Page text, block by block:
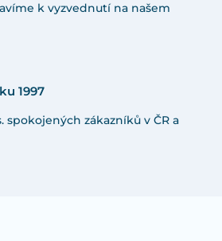
k vyzvednutí na našem
1997
spokojených zákazníků v ČR a